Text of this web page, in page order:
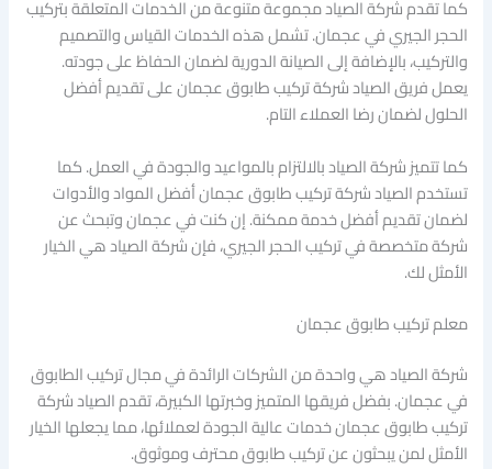
كما تقدم شركة الصياد مجموعة متنوعة من الخدمات المتعلقة بتركيب
الحجر الجيري في عجمان. تشمل هذه الخدمات القياس والتصميم
والتركيب، بالإضافة إلى الصيانة الدورية لضمان الحفاظ على جودته.
يعمل فريق الصياد شركة تركيب طابوق عجمان على تقديم أفضل
الحلول لضمان رضا العملاء التام.
كما تتميز شركة الصياد بالالتزام بالمواعيد والجودة في العمل. كما
تستخدم الصياد شركة تركيب طابوق عجمان أفضل المواد والأدوات
لضمان تقديم أفضل خدمة ممكنة. إن كنت في عجمان وتبحث عن
شركة متخصصة في تركيب الحجر الجيري، فإن شركة الصياد هي الخيار
الأمثل لك.
معلم تركيب طابوق عجمان
شركة الصياد هي واحدة من الشركات الرائدة في مجال تركيب الطابوق
في عجمان. بفضل فريقها المتميز وخبرتها الكبيرة، تقدم الصياد شركة
تركيب طابوق عجمان خدمات عالية الجودة لعملائها، مما يجعلها الخيار
الأمثل لمن يبحثون عن تركيب طابوق محترف وموثوق.